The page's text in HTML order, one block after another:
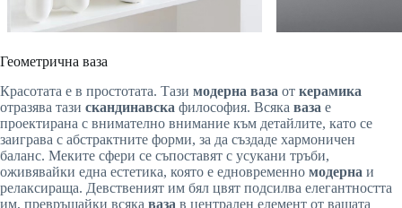
Геометрична ваза
Красотата е в простотата. Тази модерна ваза от керамика
отразява тази скандинавска философия. Всяка ваза е
проектирана с внимателно внимание към детайлите, като се
заиграва с абстрактните форми, за да създаде хармоничен
баланс. Меките сфери се съпоставят с усукани тръби,
оживявайки една естетика, която е едновременно модерна и
релаксираща. Девственият им бял цвят подсилва елегантността
им, превръщайки всяка ваза в централен елемент от вашата